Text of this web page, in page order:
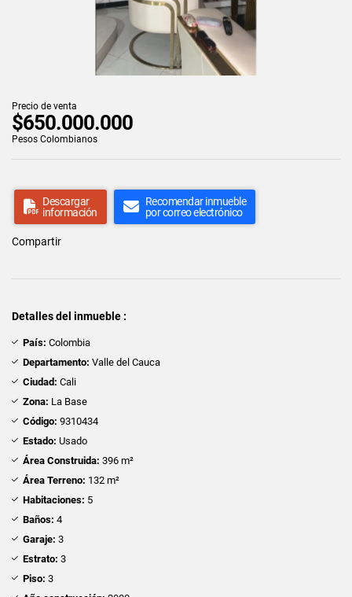
Precio de venta
$650.000.000
Pesos Colombianos
Descargar
información
Recomendar inmueble
por correo electrónico
Compartir
Detalles del inmueble :
País: Colombia
Departamento: Valle del Cauca
Ciudad: Cali
Zona: La Base
Código: 9310434
Estado: Usado
Área Construida: 396 m²
Área Terreno: 132 m²
Habitaciones: 5
Baños: 4
Garaje: 3
Estrato: 3
Piso: 3